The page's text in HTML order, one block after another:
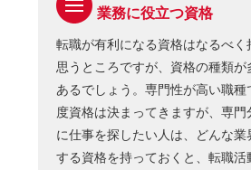
業務に役立つ資格
転職が有利になる資格はなるべく
思うところですが、資格の種類が
あるでしょう。専門性が高い職種
度資格は決まってきますが、専
に仕事を探したい人は、どんな
する資格を持っておくと、転職活